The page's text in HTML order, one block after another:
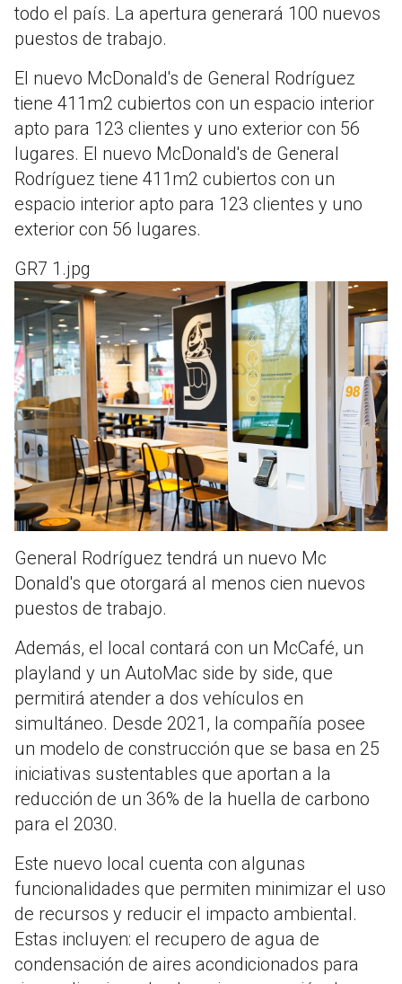
todo el país. La apertura generará 100 nuevos
puestos de trabajo.
El nuevo McDonald's de General Rodríguez
tiene 411m2 cubiertos con un espacio interior
apto para 123 clientes y uno exterior con 56
lugares. El nuevo McDonald's de General
Rodríguez tiene 411m2 cubiertos con un
espacio interior apto para 123 clientes y uno
exterior con 56 lugares.
GR7 1.jpg
General Rodríguez tendrá un nuevo Mc
Donald's que otorgará al menos cien nuevos
puestos de trabajo.
Además, el local contará con un McCafé, un
playland y un AutoMac side by side, que
permitirá atender a dos vehículos en
simultáneo. Desde 2021, la compañía posee
un modelo de construcción que se basa en 25
iniciativas sustentables que aportan a la
reducción de un 36% de la huella de carbono
para el 2030.
Este nuevo local cuenta con algunas
funcionalidades que permiten minimizar el uso
de recursos y reducir el impacto ambiental.
Estas incluyen: el recupero de agua de
condensación de aires acondicionados para